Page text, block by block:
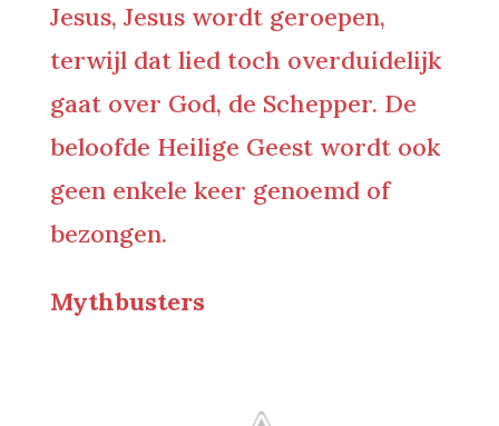
Jesus, Jesus wordt geroepen,
terwijl dat lied toch overduidelijk
gaat over God, de Schepper. De
beloofde Heilige Geest wordt ook
geen enkele keer genoemd of
bezongen.
Mythbusters